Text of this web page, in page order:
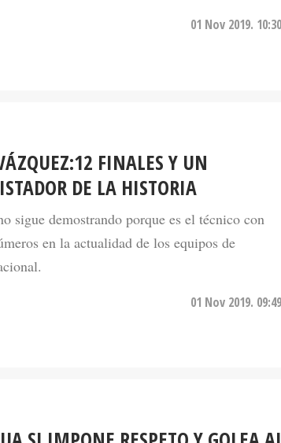
01 Nov 2019.
FINALES Y UN
DE LA HISTORIA
sigue demostrando porque es el técnico con
en la actualidad de los equipos de
01 Nov 2019.